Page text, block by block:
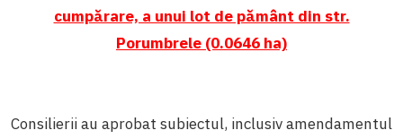
cumpărare, a unui lot de pământ din str.
Porumbrele (0.0646 ha)
Consilierii au aprobat subiectul, inclusiv amendamentul